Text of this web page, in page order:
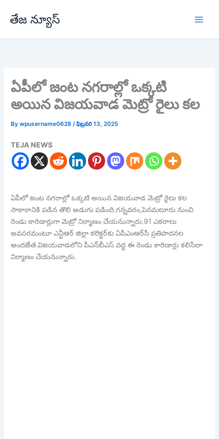
తేజ న్యూస్
ఏపీలో జంట నగరాల్లో ఒక్కటి
అయిన విజయవాడ మెట్రో రైలు కల
Bywpusername0628/ఫిబ్రవరి 13, 2025
TEJA NEWS
ఏపీలో జంట నగరాల్లో ఒక్కటి అయిన విజయవాడ మెట్రో రైలు కల
సాకారానికి పడిన తొలి అడుగు పడింది.గన్నవరం,పెనమలూరు నుంచి
రెండు కారిడార్లుగా మెట్రో నిర్మాణం చేయనున్నారు.91 ఎకరాలు
అవసరమంటూ ఎన్టీఆర్ జిల్లా కలెక్టర్‌కు ఏపీఎంఆర్‌సీ ప్రతిపాదనల
అందజేత.విజయవాడలోని పీఎన్‌బీఎస్ వద్ద ఈ రెండు కారిడార్లు కలిసేలా
నిర్మాణం చేయనున్నారు.